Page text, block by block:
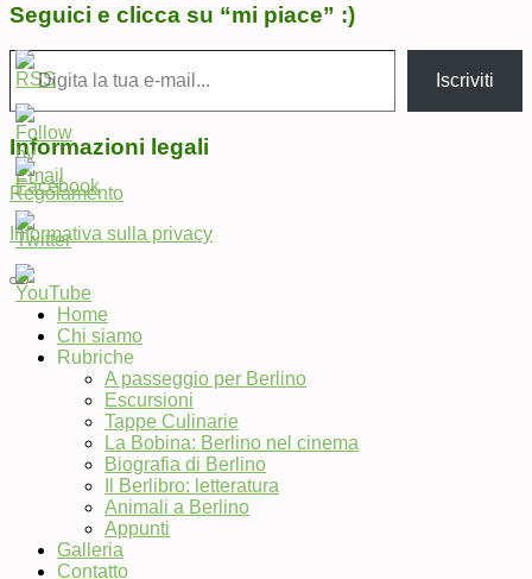
Seguici e clicca su “mi piace” :)
Set
Youtube
Channel
Digita la tua e-mail...
Iscriviti
Informazioni legali
Regolamento
Informativa sulla privacy
Home
Chi siamo
Rubriche
A passeggio per Berlino
Escursioni
Tappe Culinarie
La Bobina: Berlino nel cinema
Biografia di Berlino
Il Berlibro: letteratura
Animali a Berlino
Appunti
Galleria
Contatto